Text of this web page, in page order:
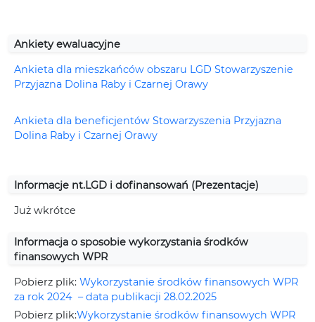
Ankiety ewaluacyjne
Ankieta dla mieszkańców obszaru LGD Stowarzyszenie
Przyjazna Dolina Raby i Czarnej Orawy
Ankieta dla beneficjentów Stowarzyszenia Przyjazna
Dolina Raby i Czarnej Orawy
Informacje nt.LGD i dofinansowań (Prezentacje)
Już wkrótce
Informacja o sposobie wykorzystania środków
finansowych WPR
Pobierz plik: Wykorzystanie środków finansowych WPR
za rok 2024 – data publikacji 28.02.2025
Pobierz plik:Wykorzystanie środków finansowych WPR